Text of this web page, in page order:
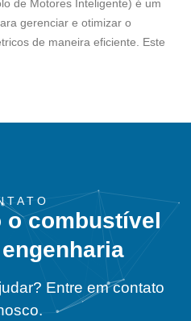
de Motores Inteligente) é um
gerenciar e otimizar o
de maneira eficiente. Este
o combustível
Entre em contato